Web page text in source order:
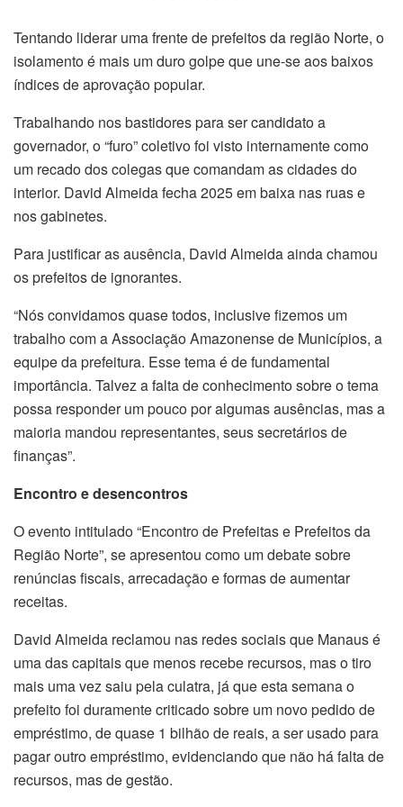
Tentando liderar uma frente de prefeitos da região Norte, o
isolamento é mais um duro golpe que une-se aos baixos
índices de aprovação popular.
Trabalhando nos bastidores para ser candidato a
governador, o “furo” coletivo foi visto internamente como
um recado dos colegas que comandam as cidades do
interior. David Almeida fecha 2025 em baixa nas ruas e
nos gabinetes.
Para justificar as ausência, David Almeida ainda chamou
os prefeitos de ignorantes.
“Nós convidamos quase todos, inclusive fizemos um
trabalho com a Associação Amazonense de Municípios, a
equipe da prefeitura. Esse tema é de fundamental
importância. Talvez a falta de conhecimento sobre o tema
possa responder um pouco por algumas ausências, mas a
maioria mandou representantes, seus secretários de
finanças”.
Encontro e desencontros
O evento intitulado “Encontro de Prefeitas e Prefeitos da
Região Norte”, se apresentou como um debate sobre
renúncias fiscais, arrecadação e formas de aumentar
receitas.
David Almeida reclamou nas redes sociais que Manaus é
uma das capitais que menos recebe recursos, mas o tiro
mais uma vez saiu pela culatra, já que esta semana o
prefeito foi duramente criticado sobre um novo pedido de
empréstimo, de quase 1 bilhão de reais, a ser usado para
pagar outro empréstimo, evidenciando que não há falta de
recursos, mas de gestão.